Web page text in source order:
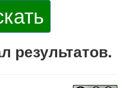
результатов.